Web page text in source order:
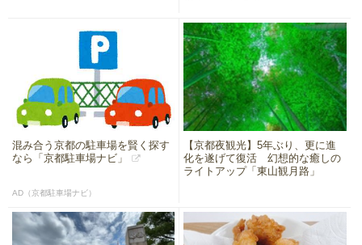
混み合う京都の駐車場を賢く探す
なら「京都駐車場ナビ」
AD（京都駐車場ナビ）
【京都夜観光】5年ぶり、更に進
化を遂げて復活 幻想的な癒しの
ライトアップ「東山観月路」